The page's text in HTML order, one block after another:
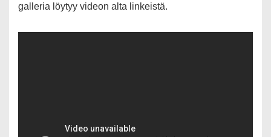
galleria löytyy videon alta linkeistä.